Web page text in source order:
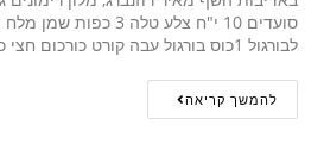
סועדים 10 י"ח צלע טלה
לבורגול 1כוס בורגול עבה קורט כורכום חצי כפית…
להמשך קריאה